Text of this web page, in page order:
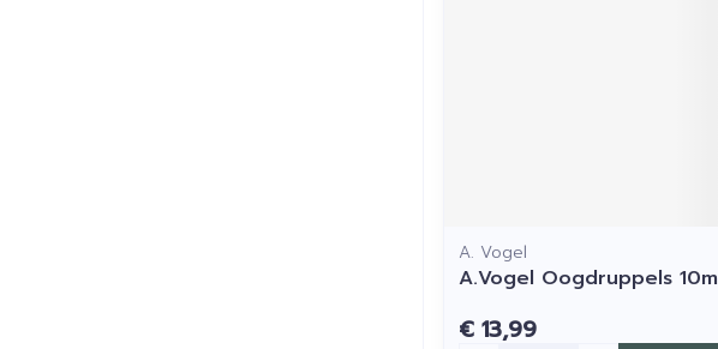
A. Vogel
A.Vogel Oogdruppels
€ 13,99